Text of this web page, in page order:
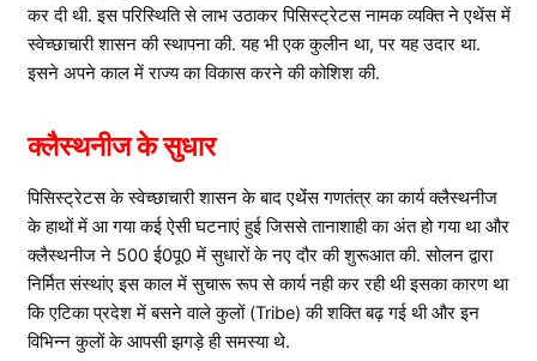
कर दी थी. इस परिस्थिति से लाभ उठाकर पिसिस्ट्रेटस नामक व्यक्ति ने एथेंस में
स्वेच्छाचारी शासन की स्थापना की. यह भी एक कुलीन था, पर यह उदार था.
इसने अपने काल में राज्य का विकास करने की कोशिश की.
क्लैस्थनीज के सुधार
पिसिस्ट्रेटस के स्वेच्छाचारी शासन के बाद एथेंंस गणतंत्र का कार्य क्लैस्थनीज
के हाथों में आ गया कई ऐसी घटनाएं हुई जिससे तानाशाही का अंत हो गया था और
क्लैस्थनीज ने 500 ई0पू0 में सुधारों के नए दौर की शुरूआत की. सोलन द्वारा
निर्मित संस्थांए इस काल में सुचारू रूप से कार्य नही कर रही थी इसका कारण था
कि एटिका प्रदेश में बसने वाले कुलों (Tribe) की शक्ति बढ़ गई थी और इन
विभिन्न कुलों के आपसी झगड़े ही समस्या थे.